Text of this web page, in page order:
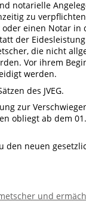
notarielle
zu
einen Notar
der
die nicht
Vor ihrem
werden.
des JVEG.
zur
obliegt ab dem
neuen
und